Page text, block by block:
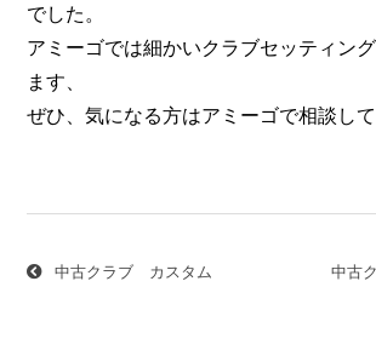
でした。
アミーゴでは細かいクラブセッティン
ます、
ぜひ、気になる方はアミーゴで相談して
稿
ナ
中古クラブ カスタム 中古